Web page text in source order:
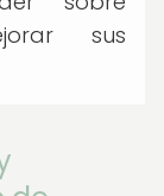
sus